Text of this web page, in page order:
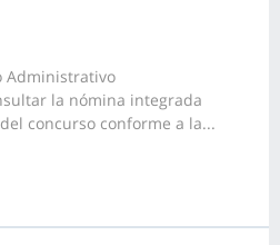
Administrativo
la nómina integrada
concurso conforme a la...